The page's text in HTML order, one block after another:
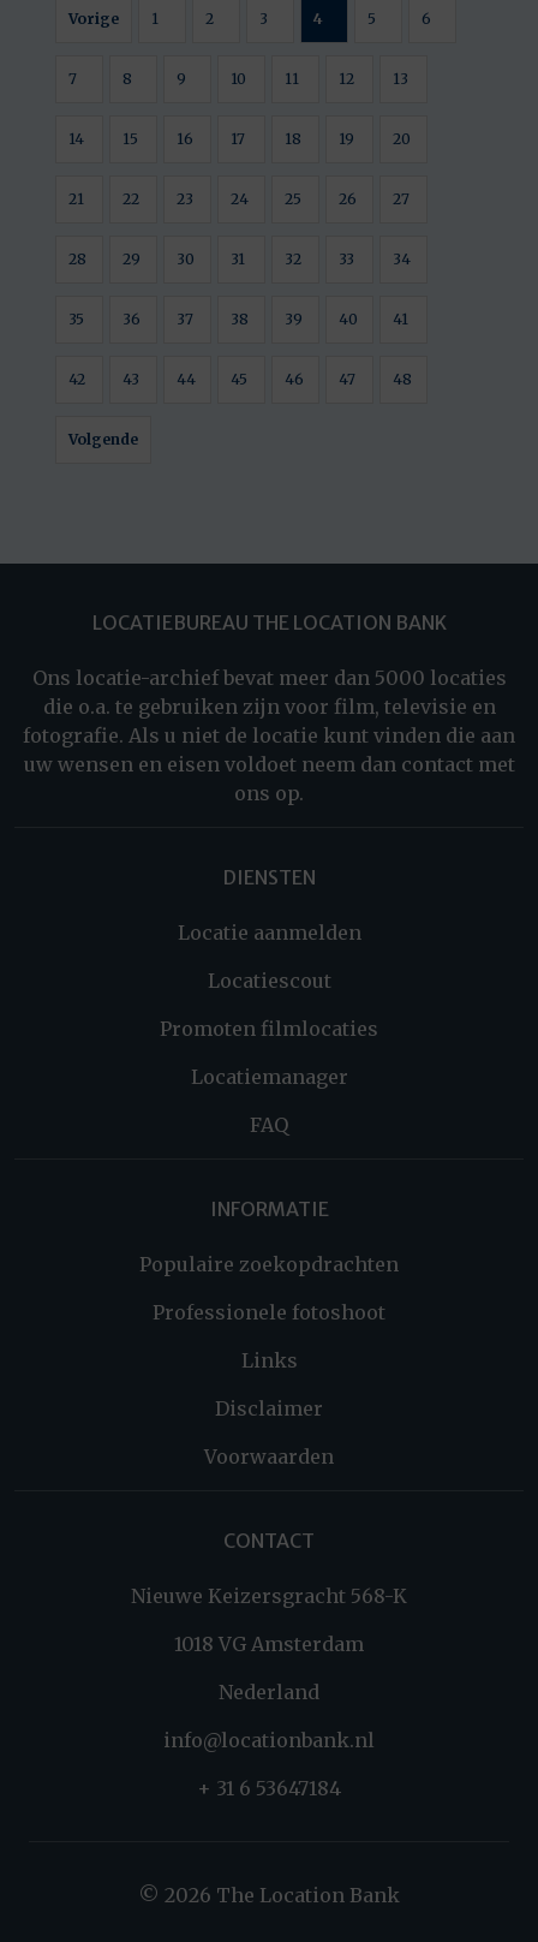
Vorige 1 2 3 4 5 6
7 8 9 10 11 12 13
14 15 16 17 18 19 20
21 22 23 24 25 26 27
28 29 30 31 32 33 34
35 36 37 38 39 40 41
42 43 44 45 46 47 48
Volgende
LOCATIEBUREAU THE LOCATION BANK
Ons locatie-archief bevat meer dan 5000 locaties
die o.a. te gebruiken zijn voor film, televisie en
fotografie. Als u niet de locatie kunt vinden die aan
uw wensen en eisen voldoet neem dan contact met
ons op.
DIENSTEN
Locatie aanmelden
Locatiescout
Promoten filmlocaties
Locatiemanager
FAQ
INFORMATIE
Populaire zoekopdrachten
Professionele fotoshoot
Links
Disclaimer
Voorwaarden
CONTACT
Nieuwe Keizersgracht 568-K
1018 VG Amsterdam
Nederland
info@locationbank.nl
+ 31 6 53647184
© 2026 The Location Bank